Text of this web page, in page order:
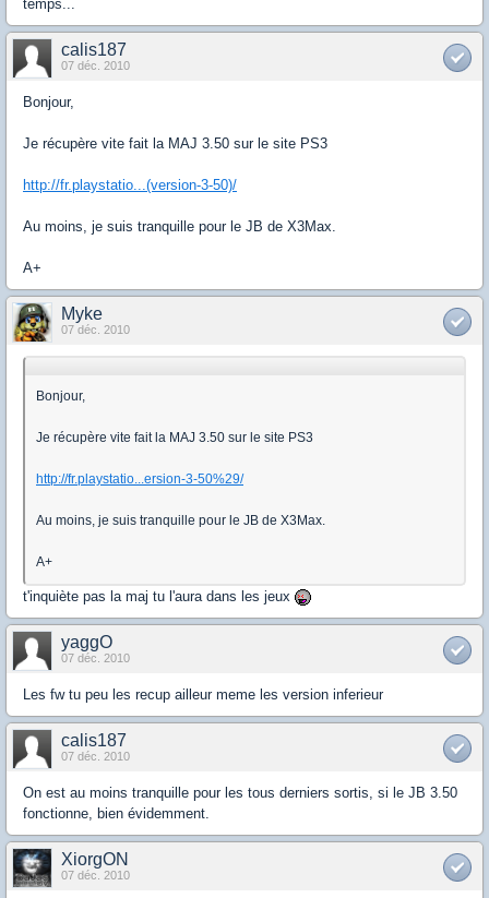
temps...
calis187
07 déc. 2010
Bonjour,
Je récupère vite fait la MAJ 3.50 sur le site PS3
http://fr.playstatio...(version-3-50)/
Au moins, je suis tranquille pour le JB de X3Max.
A+
Myke
07 déc. 2010
Bonjour,
Je récupère vite fait la MAJ 3.50 sur le site PS3
http://fr.playstatio...ersion-3-50%29/
Au moins, je suis tranquille pour le JB de X3Max.
A+
t'inquiète pas la maj tu l'aura dans les jeux
yaggO
07 déc. 2010
Les fw tu peu les recup ailleur meme les version inferieur
calis187
07 déc. 2010
On est au moins tranquille pour les tous derniers sortis, si le JB 3.50
fonctionne, bien évidemment.
XiorgON
07 déc. 2010